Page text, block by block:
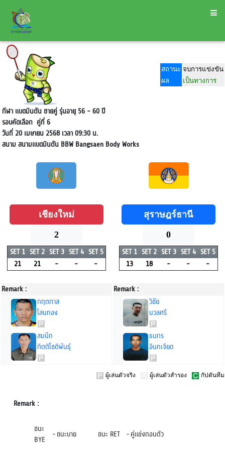
สถานะ จบการแข่งขัน
ผล
เป็นทางการ
กีฬา แบดมินตัน ชายคู่ รุ่นอายุ 56 - 60 ปี
รอบคัดเลือกคู่ที่ 6
วันที่ 20 เมษายน 2568 เวลา 09:30 น.
สนามสนามแบดมินตัน BBW Bangsaen Body Works
เชียงใหม่
2
SET 1 SET 2 SET 3 SET 4 SET 5
21
21 - - -
Remark :
กฤตภาส
โสนทอง
สมนึก
กิตติโชติพันธุ์
สุราษฎร์ธานี
0
SET 1 SET 2 SET 3 SET 4 SET 5
13
18 - - -
Remark :
วิชัย
นวลศรี
ธนกร
อินทเจียด
ผู้เล่นตัวจริง ผู้เล่นตัวสำรอง กัปตันทีม
Remark :
ชนะ
BYE
-ชนะบาย ชนะ RET -คู่แข่งถอนตัว